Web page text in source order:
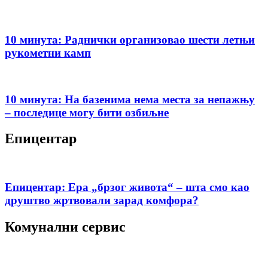
10 минута: Раднички организовао шести летњи
рукометни камп
10 минута: На базенима нема места за непажњу
– последице могу бити озбиљне
Епицентар
Епицентар: Ера „брзог живота“ – шта смо као
друштво жртвовали зарад комфора?
Комунални сервис